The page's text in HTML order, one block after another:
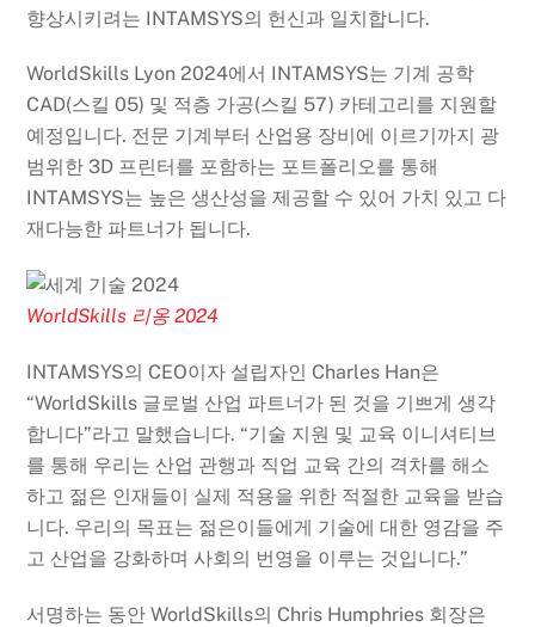
향상시키려는 INTAMSYS의 헌신과 일치합니다.
WorldSkills Lyon 2024에서 INTAMSYS는 기계 공학
CAD(스킬 05) 및 적층 가공(스킬 57) 카테고리를 지원할
예정입니다. 전문 기계부터 산업용 장비에 이르기까지 광
범위한 3D 프린터를 포함하는 포트폴리오를 통해
INTAMSYS는 높은 생산성을 제공할 수 있어 가치 있고 다
재다능한 파트너가 됩니다.
WorldSkills 리옹 2024
INTAMSYS의 CEO이자 설립자인 Charles Han은
“WorldSkills 글로벌 산업 파트너가 된 것을 기쁘게 생각
합니다”라고 말했습니다. “기술 지원 및 교육 이니셔티브
를 통해 우리는 산업 관행과 직업 교육 간의 격차를 해소
하고 젊은 인재들이 실제 적용을 위한 적절한 교육을 받습
니다. 우리의 목표는 젊은이들에게 기술에 대한 영감을 주
고 산업을 강화하며 사회의 번영을 이루는 것입니다.”
서명하는 동안 WorldSkills의 Chris Humphries 회장은